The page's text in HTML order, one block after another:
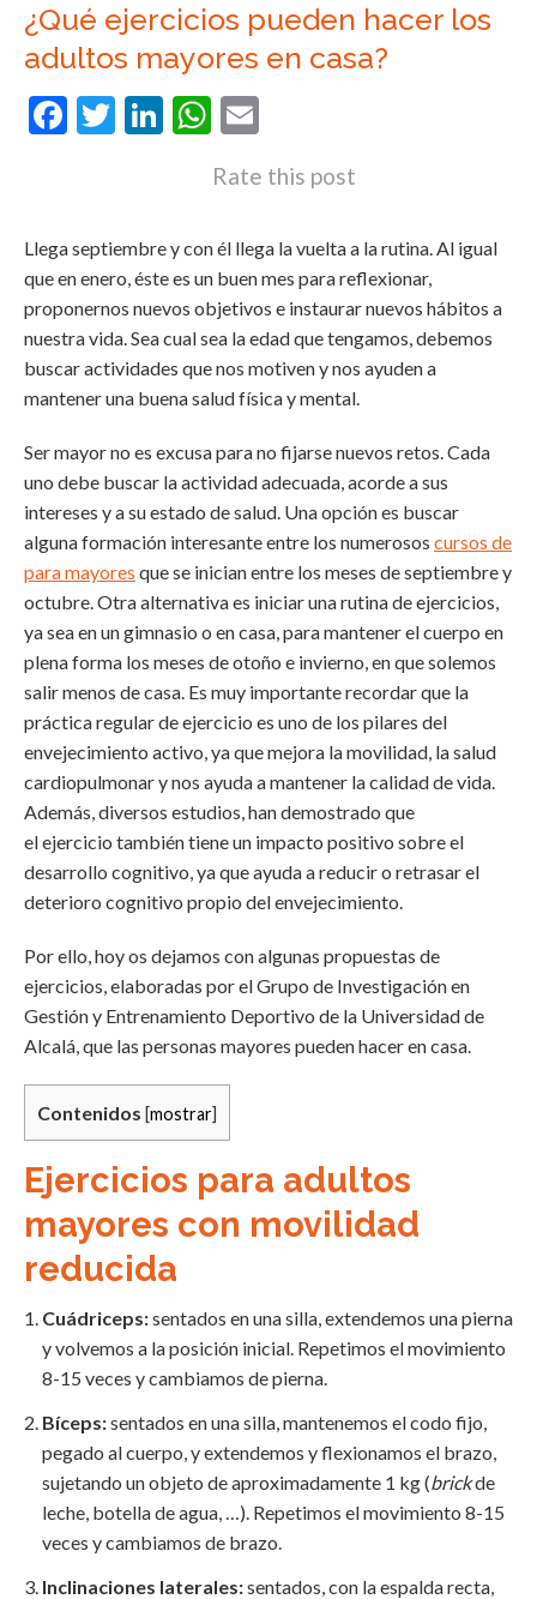
¿Qué ejercicios pueden hacer los
adultos mayores en casa?
Facebook
Twitter
LinkedIn
WhatsApp
Rate this post
Llega septiembre y con él llega la vuelta a la rutina. Al igual
que en enero, éste es un buen mes para reflexionar,
proponernos nuevos objetivos e instaurar nuevos hábitos a
nuestra vida. Sea cual sea la edad que tengamos, debemos
buscar actividades que nos motiven y nos ayuden a
mantener una buena salud física y mental.
Ser mayor no es excusa para no fijarse nuevos retos. Cada
uno debe buscar la actividad adecuada, acorde a sus
intereses y a su estado de salud. Una opción es buscar
alguna formación interesante entre los numerosos cursos de
para mayores que se inician entre los meses de septiembre y
octubre. Otra alternativa es iniciar una rutina de ejercicios,
ya sea en un gimnasio o en casa, para mantener el cuerpo en
plena forma los meses de otoño e invierno, en que solemos
salir menos de casa. Es muy importante recordar que la
práctica regular de ejercicio es uno de los pilares del
envejecimiento activo, ya que mejora la movilidad, la salud
cardiopulmonar y nos ayuda a mantener la calidad de vida.
Además, diversos estudios, han demostrado que
el ejercicio también tiene un impacto positivo sobre el
desarrollo cognitivo, ya que ayuda a reducir o retrasar el
deterioro cognitivo propio del envejecimiento.
Por ello, hoy os dejamos con algunas propuestas de
ejercicios, elaboradas por el Grupo de Investigación en
Gestión y Entrenamiento Deportivo de la Universidad de
Alcalá, que las personas mayores pueden hacer en casa.
Contenidos [mostrar]
Ejercicios para adultos
mayores con movilidad
reducida
Cuádriceps:sentados en una silla, extendemos una pierna
y volvemos a la posición inicial. Repetimos el movimiento
8-15 veces y cambiamos de pierna.
Bíceps:sentados en una silla, mantenemos el codo fijo,
pegado al cuerpo, y extendemos y flexionamos el brazo,
sujetando un objeto de aproximadamente 1 kg (brickde
leche, botella de agua, …). Repetimos el movimiento 8-15
veces y cambiamos de brazo.
Inclinaciones laterales:sentados, con la espalda recta,